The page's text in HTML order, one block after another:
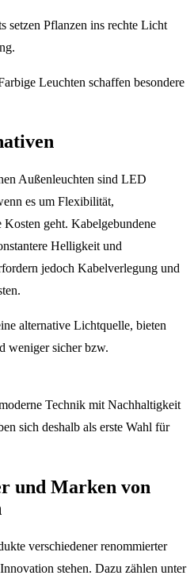
setzen Pflanzen ins rechte Licht
Leuchten schaffen besondere
Außenleuchten sind LED
es um Flexibilität,
geht. Kabelgebundene
Helligkeit und
jedoch Kabelverlegung und
alternative Lichtquelle, bieten
weniger sicher bzw.
Technik mit Nachhaltigkeit
sich deshalb als erste Wahl für
und Marken von
verschiedener renommierter
stehen. Dazu zählen unter